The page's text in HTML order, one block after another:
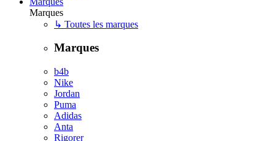
Marques
↳ Toutes les marques
Marques
b4b
Nike
Jordan
Puma
Adidas
Anta
Rigorer